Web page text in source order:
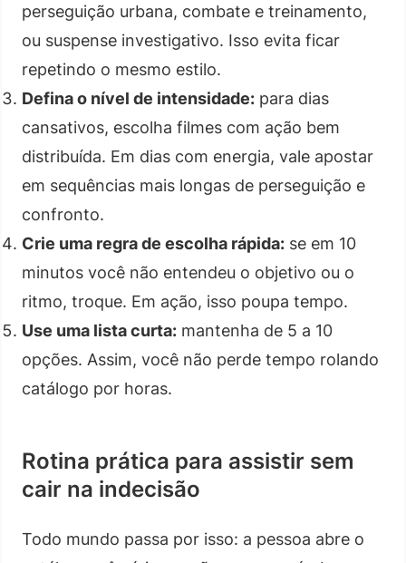
perseguição urbana, combate e treinamento,
ou suspense investigativo. Isso evita ficar
repetindo o mesmo estilo.
Defina o nível de intensidade: para dias
cansativos, escolha filmes com ação bem
distribuída. Em dias com energia, vale apostar
em sequências mais longas de perseguição e
confronto.
Crie uma regra de escolha rápida: se em 10
minutos você não entendeu o objetivo ou o
ritmo, troque. Em ação, isso poupa tempo.
Use uma lista curta: mantenha de 5 a 10
opções. Assim, você não perde tempo rolando
catálogo por horas.
Rotina prática para assistir sem
cair na indecisão
Todo mundo passa por isso: a pessoa abre o